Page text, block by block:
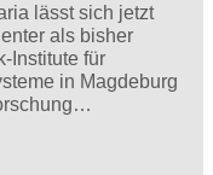
lässt sich jetzt
als bisher
Institute für
in Magdeburg